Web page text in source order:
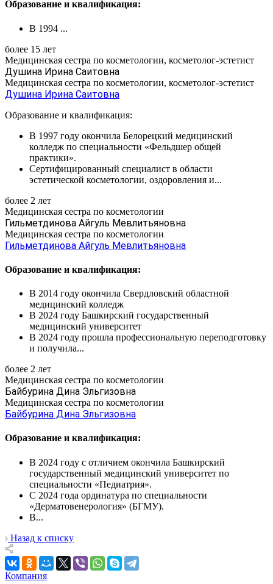
Образование и квалификация:
В 1994 ...
более 15 лет
Медицинская сестра по косметологии, косметолог-эстетист
Душина Ирина Саитовна
Медицинская сестра по косметологии, косметолог-эстетист
Душина Ирина Саитовна
Образование и квалификация:
В 1997 году окончила Белорецкий медицинский
колледж по специальности «Фельдшер общей
практики».
Сертифицированный специалист в области
эстетической косметологии, оздоровления и...
более 2 лет
Медицинская сестра по косметологии
Гильметдинова Айгуль Мевлитьяновна
Медицинская сестра по косметологии
Гильметдинова Айгуль Мевлитьяновна
Образование и квалификация:
В 2014 году окончила Свердловский областной
медицинский колледж
В 2024 году Башкирский государственный
медицинский университет
В 2024 году прошла профессиональную переподготовку
и получила...
более 2 лет
Медицинская сестра по косметологии
Байбурина Дина Эльгизовна
Медицинская сестра по косметологии
Байбурина Дина Эльгизовна
Образование и квалификация:
В 2024 году с отличием окончила Башкирский
государственный медицинский университет по
специальности «Педиатрия».
С 2024 года ординатура по специальности
«Дерматовенерология» (БГМУ).
В...
Назад к списку
Компания